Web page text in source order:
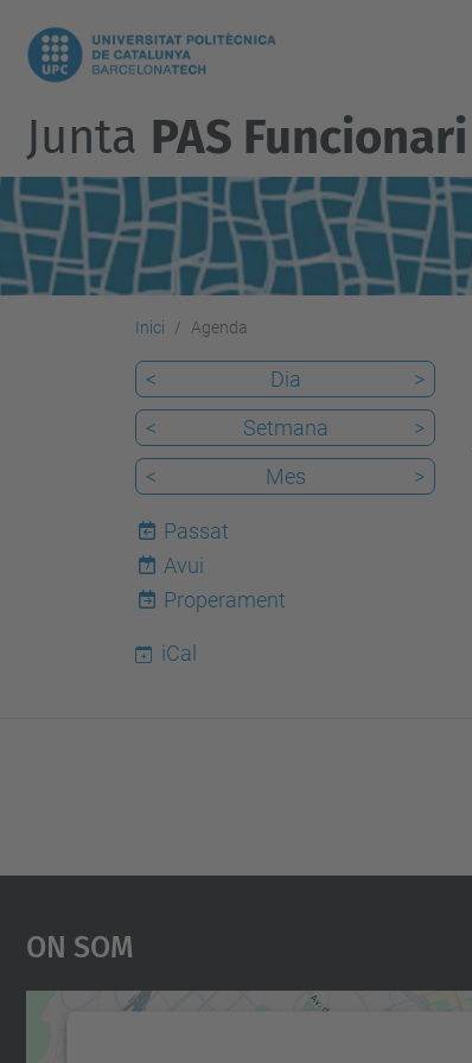
Junta PAS Funcionari
Inici Agenda
< Dia
>
<
Setmana
>
<
Mes >
Passat
7
Avui
Properament
iCal
On Som